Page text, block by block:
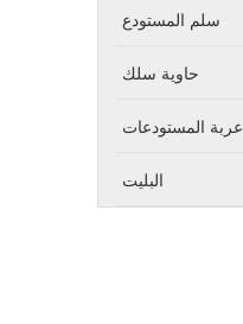
سلم المستودع
حاوية سلك
عربة المستودعات
البليت